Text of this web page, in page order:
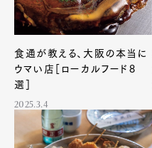
食通が教える、大阪の本当に
ウマい店［ローカルフード8
選］
2025.3.4